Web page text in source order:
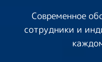
Современное
сотрудники и